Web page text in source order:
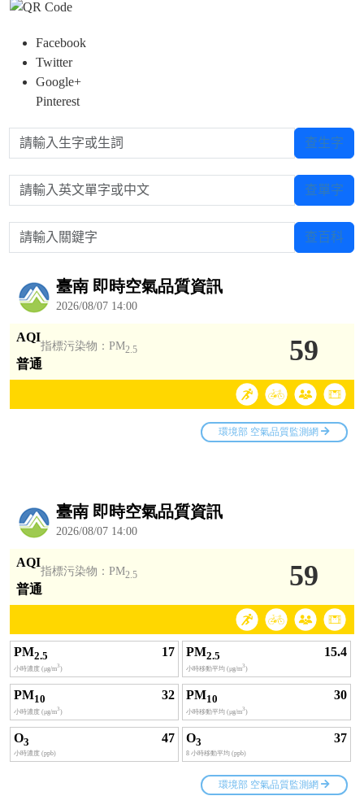
Facebook
Twitter
Google+
Pinterest
請輸入生字或生詞 查生字
請輸入英文單字或中文 查單字
請輸入關鍵字 查百科